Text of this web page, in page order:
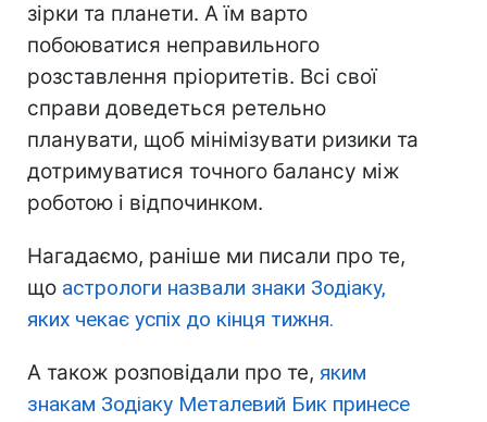
зірки та планети. А їм варто
побоюватися неправильного
розставлення пріоритетів. Всі свої
справи доведеться ретельно
планувати, щоб мінімізувати ризики та
дотримуватися точного балансу між
роботою і відпочинком.
Нагадаємо, раніше ми писали про те,
що астрологи назвали знаки Зодіаку,
яких чекає успіх до кінця тижня.
А також розповідали про те, яким
знакам Зодіаку Металевий Бик принесе